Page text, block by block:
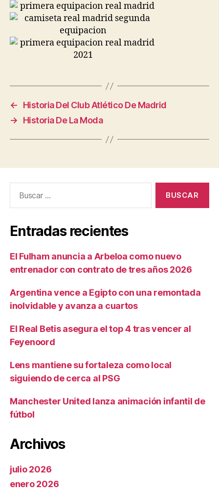
←
Historia Del Club Atlético De Madrid
→
Historia De La Moda
Entradas recientes
El Fulham anuncia a Arbeloa como nuevo
entrenador con contrato de tres años 2026
Argentina vence a Egipto con una remontada
inolvidable y avanza a cuartos
El Real Betis asegura el top 4 tras vencer al
Feyenoord
Lens mantiene su fortaleza como local
siguiendo de cerca al PSG
Manchester United lanza animación infantil de
fútbol
Archivos
julio 2026
enero 2026